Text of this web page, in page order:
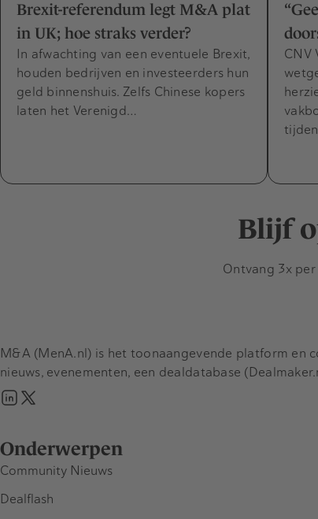
Brexit-referendum legt M&A plat
in UK; hoe straks verder?
In afwachting van een eventuele Brexit,
houden bedrijven en investeerders hun
geld binnenshuis. Zelfs Chinese kopers
laten het Verenigd…
CNV
Blijf
Ontvang 3x
Onderwerpen
Community Nieuws
Dealflash
M&A (MenA.nl) is het toonaangevende platform en
nieuws, evenementen, een dealdatabase